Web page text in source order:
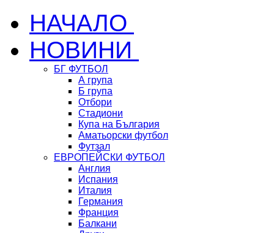
НАЧАЛО
НОВИНИ
БГ ФУТБОЛ
А група
Б група
Отбори
Стадиони
Купа на България
Аматьорски футбол
Футзал
ЕВРОПЕЙСКИ ФУТБОЛ
Англия
Испания
Италия
Германия
Франция
Балкани